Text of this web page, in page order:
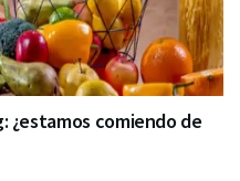
¿estamos comiendo de